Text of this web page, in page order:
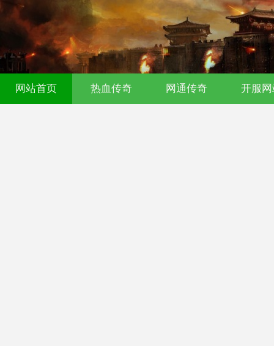
传奇发布网｜今日新开0氪传奇｜176
网站首页 热血传奇 网通传奇 开服